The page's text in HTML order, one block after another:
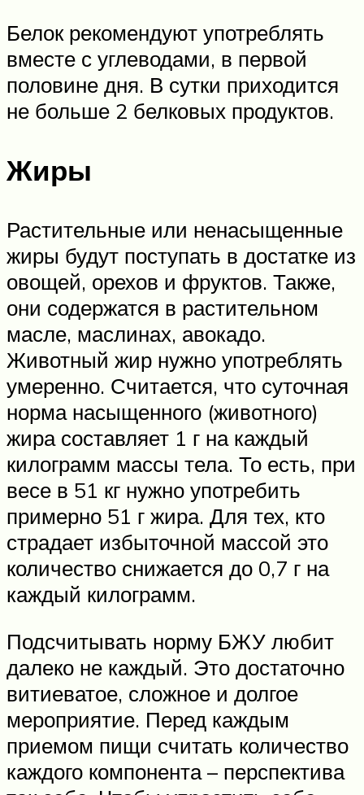
Белок рекомендуют употреблять
вместе с углеводами, в первой
половине дня. В сутки приходится
не больше 2 белковых продуктов.
Жиры
Растительные или ненасыщенные
жиры будут поступать в достатке из
овощей, орехов и фруктов. Также,
они содержатся в растительном
масле, маслинах, авокадо.
Животный жир нужно употреблять
умеренно. Считается, что суточная
норма насыщенного (животного)
жира составляет 1 г на каждый
килограмм массы тела. То есть, при
весе в 51 кг нужно употребить
примерно 51 г жира. Для тех, кто
страдает избыточной массой это
количество снижается до 0,7 г на
каждый килограмм.
Подсчитывать норму БЖУ любит
далеко не каждый. Это достаточно
витиеватое, сложное и долгое
мероприятие. Перед каждым
приемом пищи считать количество
каждого компонента – перспектива